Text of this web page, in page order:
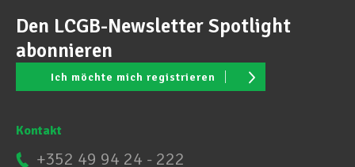
Den LCGB-Newsletter Spotlight
abonnieren
Ich möchte mich registrieren
Kontakt
+352 49 94 24 - 222